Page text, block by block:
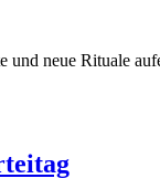
und neue Rituale